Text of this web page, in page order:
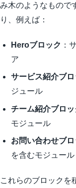
み木のようなもので
り、例えば：
Heroブロック ：
ア
サービス紹介ブロ
ジュール
チーム紹介ブロッ
モジュール
お問い合わせブロ
を含むモジュール
これらのブロックを